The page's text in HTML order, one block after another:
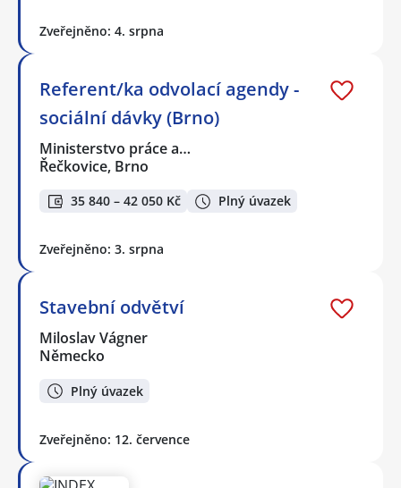
Zveřejněno: 4. srpna
Referent/ka odvolací agendy -
sociální dávky (Brno)
Ministerstvo práce a…
Řečkovice, Brno
35 840 – 42 050 Kč Plný úvazek
Zveřejněno: 3. srpna
Stavební odvětví
Miloslav Vágner
Německo
Plný úvazek
Zveřejněno: 12. července